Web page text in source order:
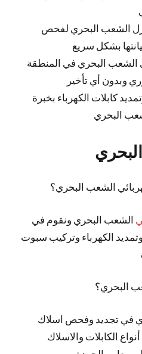
الشعب البحري لفحص
بشكل سريع
الشعب البحري في المنطقة
وبدون أي تأخير
كابلات الكهرباء بخبرة
البحري
الشعب البحري؟
الشعب البحري ونقوم في
الكهرباء وتركيب سبوت
البحري؟
في تجديد وفحص اسلاك
الكابلات والاسلاك